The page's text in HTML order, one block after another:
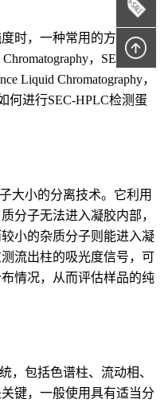
时，一种常用的方法是使
，SEC）结
Liquid Chromatography，
何进行SEC-HPLC检测蛋
大小的分离技术。它利用
分子无法进入凝胶内部，
小的杂质分子则能进入凝
流出柱的吸光度信号，可
情况，从而评估样品的纯
，包括色谱柱、流动相、
键，一般使用具有适当分